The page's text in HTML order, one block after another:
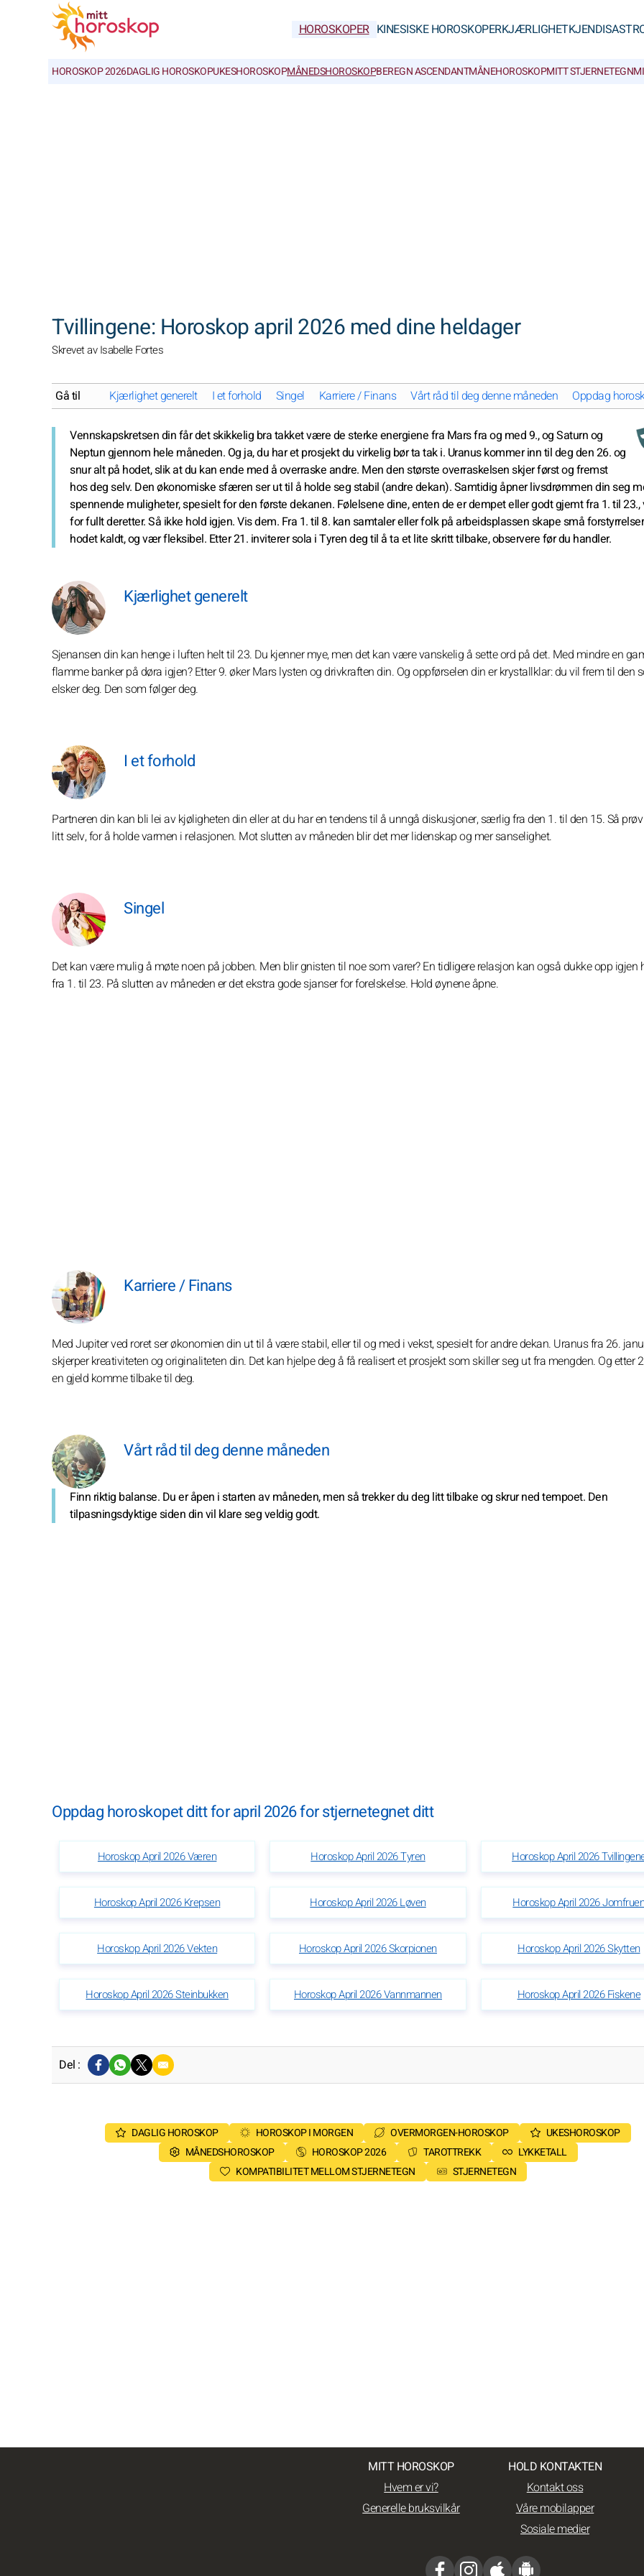
HOROSKOPER KINESISKE HOROSKOPERKJÆRLIGHET
HOROSKOP 2026DAGLIG HOROSKOPUKESHOROSKOPMÅNEDSHOROSKOPBEREGN ASCENDANTMÅNEHOROSKOPMITT STJERNETEGN
Tvillingene: Horoskop april 2026 med dine heldager
Skrevet av Isabelle Fortes
Gå til Kjærlighet generelt I et forhold Singel Karriere / Finans Vårt råd til deg denne måneden Oppdag
Vennskapskretsen din får det skikkelig bra takket være de sterke energiene fra Mars fra og med 9., og Saturn og
Neptun gjennom hele måneden. Og ja, du har et prosjekt du virkelig bør ta tak i. Uranus kommer inn til deg den 26. og
snur alt på hodet, slik at du kan ende med å overraske andre. Men den største overraskelsen skjer først og fremst
hos deg selv. Den økonomiske sfæren ser ut til å holde seg stabil (andre dekan). Samtidig åpner livsdrømmen din seg
spennende muligheter, spesielt for den første dekanen. Følelsene dine, enten de er dempet eller godt gjemt fra 1. til 23.,
for fullt deretter. Så ikke hold igjen. Vis dem. Fra 1. til 8. kan samtaler eller folk på arbeidsplassen skape små
hodet kaldt, og vær fleksibel. Etter 21. inviterer sola i Tyren deg til å ta et lite skritt tilbake, observere før du handler.
Kjærlighet generelt
Sjenansen din kan henge i luften helt til 23. Du kjenner mye, men det kan være vanskelig å sette ord på det. Med mindre en
flamme banker på døra igjen? Etter 9. øker Mars lysten og drivkraften din. Og oppførselen din er krystallklar: du vil frem til den
elsker deg. Den som følger deg.
I et forhold
Partneren din kan bli lei av kjøligheten din eller at du har en tendens til å unngå diskusjoner, særlig fra den 1. til den 15. Så
litt selv, for å holde varmen i relasjonen. Mot slutten av måneden blir det mer lidenskap og mer sanselighet.
Singel
Det kan være mulig å møte noen på jobben. Men blir gnisten til noe som varer? En tidligere relasjon kan også dukke opp igjen
fra 1. til 23. På slutten av måneden er det ekstra gode sjanser for forelskelse. Hold øynene åpne.
Karriere / Finans
Med Jupiter ved roret ser økonomien din ut til å være stabil, eller til og med i vekst, spesielt for andre dekan. Uranus fra 26.
skjerper kreativiteten og originaliteten din. Det kan hjelpe deg å få realisert et prosjekt som skiller seg ut fra mengden. Og etter
en gjeld komme tilbake til deg.
Vårt råd til deg denne måneden
Finn riktig balanse. Du er åpen i starten av måneden, men så trekker du deg litt tilbake og skrur ned tempoet. Den
tilpasningsdyktige siden din vil klare seg veldig godt.
Oppdag horoskopet ditt for april 2026 for stjernetegnet ditt
Horoskop April 2026 Væren Horoskop April 2026 Tyren Horoskop April 2026
Horoskop April 2026 Krepsen Horoskop April 2026 Løven Horoskop April 2026
Horoskop April 2026 Vekten Horoskop April 2026 Skorpionen Horoskop April 2026 Skytten
Horoskop April 2026 Steinbukken Horoskop April 2026 Vannmannen Horoskop April 2026 Fiskene
Del :
DAGLIG HOROSKOP HOROSKOP I MORGEN OVERMORGEN-HOROSKOP
UKESHOROSKOP
MÅNEDSHOROSKOP
HOROSKOP 2026 TAROTTREKK
LYKKETALL
KOMPATIBILITET MELLOM STJERNETEGN
STJERNETEGN
MITT HOROSKOP
Hvem er vi?
Generelle bruksvilkår
HOLD KONTAKTEN
Kontakt oss
Våre mobilapper
Sosiale medier